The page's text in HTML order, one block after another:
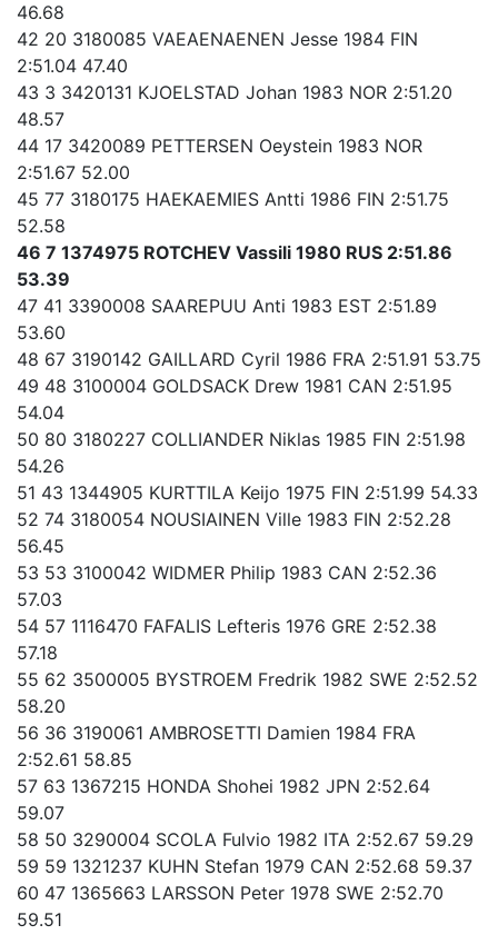
46.68
42 20 3180085 VAEAENAENEN Jesse 1984 FIN
2:51.04 47.40
43 3 3420131 KJOELSTAD Johan 1983 NOR 2:51.20
48.57
44 17 3420089 PETTERSEN Oeystein 1983 NOR
2:51.67 52.00
45 77 3180175 HAEKAEMIES Antti 1986 FIN 2:51.75
52.58
46 7 1374975 ROTCHEV Vassili 1980 RUS 2:51.86
53.39
47 41 3390008 SAAREPUU Anti 1983 EST 2:51.89
53.60
48 67 3190142 GAILLARD Cyril 1986 FRA 2:51.91 53.75
49 48 3100004 GOLDSACK Drew 1981 CAN 2:51.95
54.04
50 80 3180227 COLLIANDER Niklas 1985 FIN 2:51.98
54.26
51 43 1344905 KURTTILA Keijo 1975 FIN 2:51.99 54.33
52 74 3180054 NOUSIAINEN Ville 1983 FIN 2:52.28
56.45
53 53 3100042 WIDMER Philip 1983 CAN 2:52.36
57.03
54 57 1116470 FAFALIS Lefteris 1976 GRE 2:52.38
57.18
55 62 3500005 BYSTROEM Fredrik 1982 SWE 2:52.52
58.20
56 36 3190061 AMBROSETTI Damien 1984 FRA
2:52.61 58.85
57 63 1367215 HONDA Shohei 1982 JPN 2:52.64
59.07
58 50 3290004 SCOLA Fulvio 1982 ITA 2:52.67 59.29
59 59 1321237 KUHN Stefan 1979 CAN 2:52.68 59.37
60 47 1365663 LARSSON Peter 1978 SWE 2:52.70
59.51